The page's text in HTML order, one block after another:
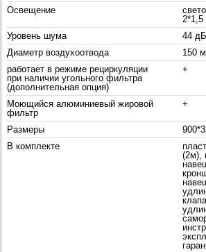
Освещение
2*1,5
Уровень шума
44 дБ
Диаметр воздухоотвода
150
работает в режиме рециркуляции
при наличии угольного фильтра
(дополнительная опция)
+
Моющийся алюминиевый жировой
фильтр
+
Размеры
В комплекте
(2м),